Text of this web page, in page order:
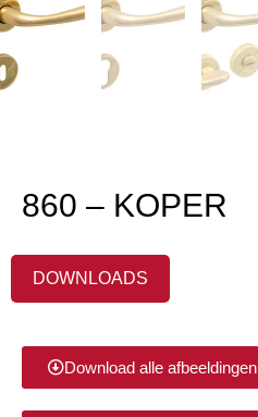
860 – KOPER
DOWNLOADS
Download alle afbeeldingen